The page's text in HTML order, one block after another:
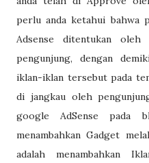
perlu anda ketahui bahwa
Adsense ditentukan
pengunjung, dengan
iklan-iklan tersebut pada
di jangkau oleh
google AdSense pada
menambahkan Gadget
adalah menambahkan